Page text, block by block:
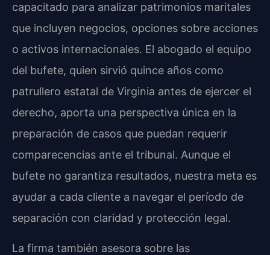
capacitado para analizar patrimonios maritales
que incluyen negocios, opciones sobre acciones
o activos internacionales. El abogado el equipo
del bufete, quien sirvió quince años como
patrullero estatal de Virginia antes de ejercer el
derecho, aporta una perspectiva única en la
preparación de casos que puedan requerir
comparecencias ante el tribunal. Aunque el
bufete no garantiza resultados, nuestra meta es
ayudar a cada cliente a navegar el período de
separación con claridad y protección legal.
La firma también asesora sobre las